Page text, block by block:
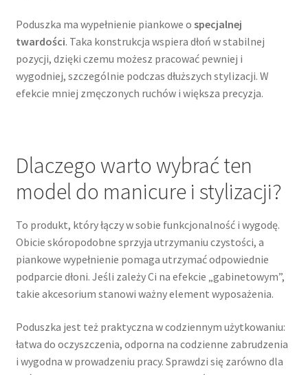
Poduszka ma wypełnienie piankowe o specjalnej
twardości. Taka konstrukcja wspiera dłoń w stabilnej
pozycji, dzięki czemu możesz pracować pewniej i
wygodniej, szczególnie podczas dłuższych stylizacji. W
efekcie mniej zmęczonych ruchów i większa precyzja.
Dlaczego warto wybrać ten
model do manicure i stylizacji?
To produkt, który łączy w sobie funkcjonalność i wygodę.
Obicie skóropodobne sprzyja utrzymaniu czystości, a
piankowe wypełnienie pomaga utrzymać odpowiednie
podparcie dłoni. Jeśli zależy Ci na efekcie „gabinetowym”,
takie akcesorium stanowi ważny element wyposażenia.
Poduszka jest też praktyczna w codziennym użytkowaniu:
łatwa do oczyszczenia, odporna na codzienne zabrudzenia
i wygodna w prowadzeniu pracy. Sprawdzi się zarówno dla